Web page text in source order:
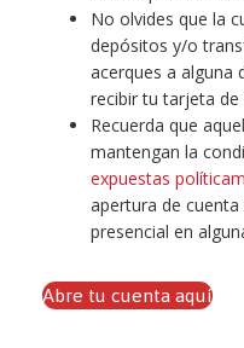
No olvides que la
depósitos y/o
acerques a alguna
recibir tu tarjeta de
Recuerda que
mantengan la
expuestas
apertura de
presencial en
Abre tu cuenta aquí